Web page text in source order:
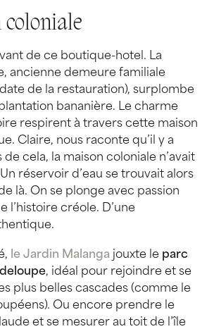
de ce boutique-hotel. La
ancienne demeure familiale
de la restauration), surplombe
bananière. Le charme
respirent à travers cette maison
Claire, nous raconte qu’il y a
cela, la maison coloniale n’avait
réservoir d’eau se trouvait alors
là. On se plonge avec passion
l’histoire créole. D’une
le Jardin Malanga jouxte le parc
, idéal pour rejoindre et se
plus belles cascades (comme le
Ou encore prendre le
et se mesurer au toit de l’île